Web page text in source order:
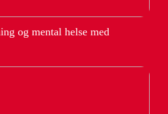
og mental helse med